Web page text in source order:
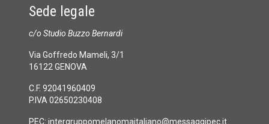
Sede legale
c/o Studio Buzzo Bernardi
Via Goffredo Mameli, 3/1
16122 GENOVA
C.F. 92041960409
P.IVA 02650230408
PEC: intergruppomelanomaitaliano@messaggipec.it